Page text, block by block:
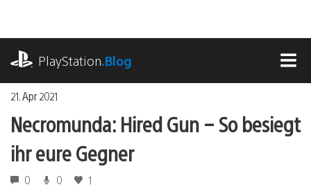
springen
PlayStation.Blog
21. Apr 2021
Necromunda: Hired Gun – So besiegt
ihr eure Gegner
0 0 1